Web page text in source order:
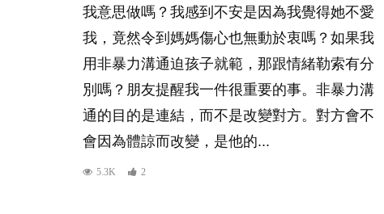
我意思做嗎？我感到不安是因為我覺得她不愛
我，竟然令到媽媽傷心也無動於衷嗎？如果我
用非暴力溝通迫孩子就範，那跟情緒勒索有分
別嗎？朋友提醒我一件很重要的事。非暴力溝
通的目的是連結，而不是改變對方。對方會不
會因為體諒而改變，是他的...
5.3K 2